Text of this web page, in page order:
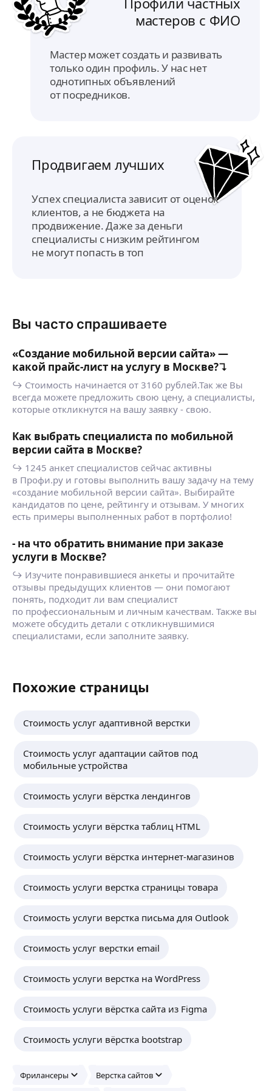
мастеров с ФИО
Мастер может создать и развивать
только один профиль. У нас нет
однотипных объявлений
от посредников.
Продвигаем лучших
Успех специалиста зависит от оценок
клиентов, а не бюджета на
продвижение. Даже за деньги
специалисты с низким рейтингом
не могут попасть в топ
Вы часто спрашиваете
«Создание мобильной версии сайта» —
какой прайс-лист на услугу в Москве?↴
↪ Стоимость начинается от 3160 рублей.Так же Вы
всегда можете предложить свою цену, а специалисты,
которые откликнутся на вашу заявку - свою.
Как выбрать специалиста по мобильной
версии сайта в Москве?
↪ 1245 анкет специалистов сейчас активны
в Профи.ру и готовы выполнить вашу задачу на тему
«создание мобильной версии сайта». Выбирайте
кандидатов по цене, рейтингу и отзывам. У многих
есть примеры выполненных работ в портфолио!
- на что обратить внимание при заказе
услуги в Москве?
↪ Изучите понравившиеся анкеты и прочитайте
отзывы предыдущих клиентов — они помогают
понять, подходит ли вам специалист
по профессиональным и личным качествам. Также вы
можете обсудить детали с откликнувшимися
специалистами, если заполните заявку.
Похожие страницы
Стоимость услуг адаптивной верстки
Стоимость услуг адаптации сайтов под
мобильные устройства
Стоимость услуги вёрстка лендингов
Стоимость услуги вёрстка таблиц HTML
Стоимость услуги вёрстка интернет-магазинов
Стоимость услуги верстка страницы товара
Стоимость услуги верстка письма для Outlook
Стоимость услуг верстки email
Стоимость услуги верстка на WordPress
Стоимость услуги вёрстка сайта из Figma
Стоимость услуги вёрстка bootstrap
Фрилансеры Верстка сайтов